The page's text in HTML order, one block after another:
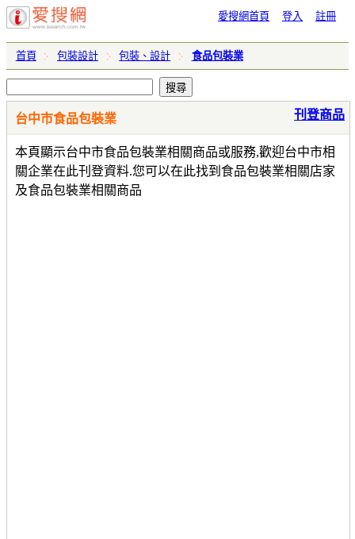
愛搜網首頁 登入 註冊
首頁 包裝設計 包裝、設計 食品包裝業
台中市食品包裝業
本頁顯示台中市食品包裝業相關商品或服務,歡迎台中市相
關企業在此刊登資料.您可以在此找到食品包裝業相關店家
及食品包裝業相關商品
刊登商品